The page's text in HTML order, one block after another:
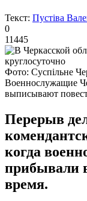
Текст: Пустіва
0
11445
Фото: Суспільне
Военнослужащие
выписывают
Перерыв
когда
прибывали
время.